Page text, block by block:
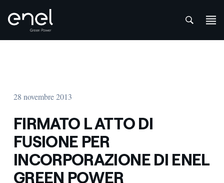
28 novembre 2013
FIRMATO L ATTO DI
FUSIONE PER
INCORPORAZIONE DI ENEL
GREEN POWER